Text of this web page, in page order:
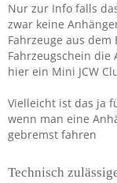
Nur zur Info falls
zwar keine
Fahrzeuge aus
Fahrzeugschein die
hier ein Mini JCW
Vielleicht ist das ja
wenn man eine
gebremst fahren
Technisch